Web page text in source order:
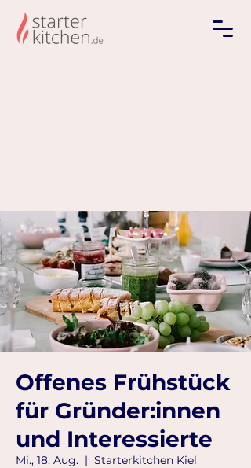
Offenes Frühstück
für Gründer:innen
und Interessierte
Mi., 18. Aug.
  |
Starterkitchen Kiel